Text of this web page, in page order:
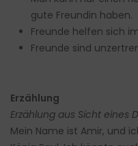
gute Freundin haben.
Freunde helfen sich
Freunde sind
Erzählung
Erzählung aus Sicht eines
Mein Name ist Amir, und